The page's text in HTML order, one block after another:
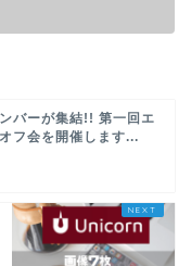
ンバーが集結!! 第一回エ
フ会を開催します...